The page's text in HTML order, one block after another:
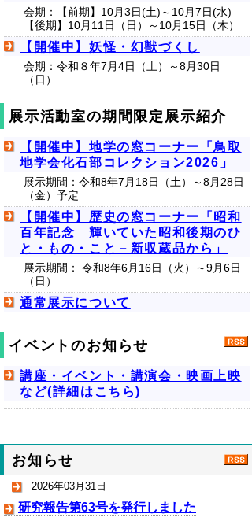
会期：【前期】10月3日(土)～10月7日(水)
【後期】10月11日（日）～10月15日（木）
【開催中】妖怪・幻獣づくし
会期：令和８年7月4日（土）～8月30日
（日）
展示活動室の期間限定展示紹介
【開催中】地学の窓コーナー「鳥取
地学会化石部コレクション2026」
展示期間：令和8年7月18日（土）～8月28日
（金）予定
【開催中】歴史の窓コーナー「昭和
百年記念 輝いていた昭和後期のひ
と・もの・こと－新収蔵品から」
展示期間： 令和8年6月16日（火）～9月6日
（日）
通常展示について
イベントのお知らせ
講座・イベント・講演会・映画上映
など(詳細はこちら)
お知らせ
2026年03月31日
研究報告第63号を発行しました